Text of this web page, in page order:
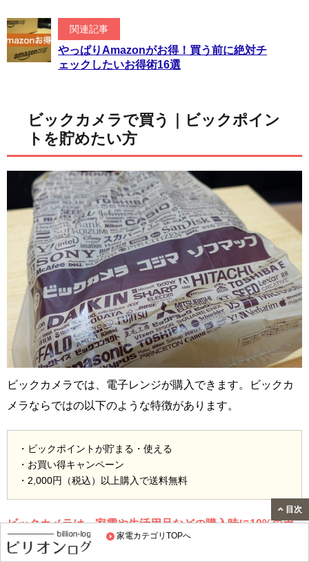
家電カテゴリTOPへ
関連記事
やっぱりAmazonがお得！買う前に絶対チ
ェックしたいお得術16選
ビックカメラで買う｜ビックポイン
トを貯めたい方
ビックカメラでは、電子レンジが購入できます。ビックカ
メラならではの以下のような特徴があります。
・ビックポイントが貯まる・使える
・お買い得キャンペーン
・2,000円（税込）以上購入で送料無料
ビックカメラは、家電や生活用品などの購入時に10%のポ
イントが貯まります。
目次